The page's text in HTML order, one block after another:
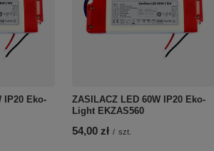
IP20 Eko-
ZASILACZ LED 60W IP20 Eko-
Light EKZAS560
54,00 zł / szt.